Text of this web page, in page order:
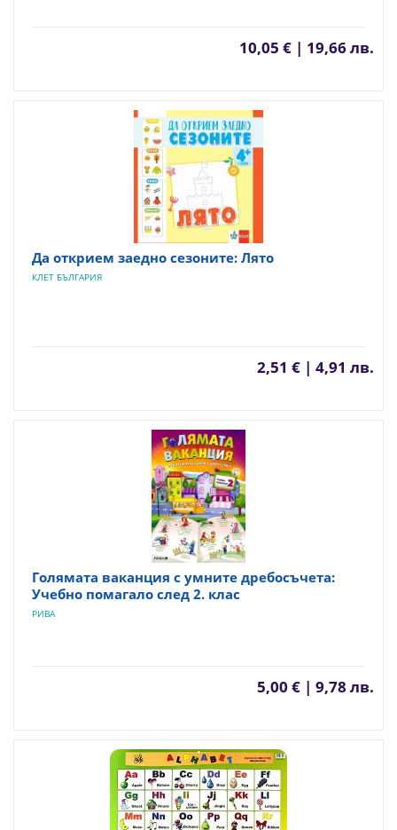
10,05 € | 19,66 лв.
Да открием заедно сезоните: Лято
КЛЕТ БЪЛГАРИЯ
2,51 € | 4,91 лв.
Голямата ваканция с умните дребосъчета:
Учебно помагало след 2. клас
РИВА
5,00 € | 9,78 лв.